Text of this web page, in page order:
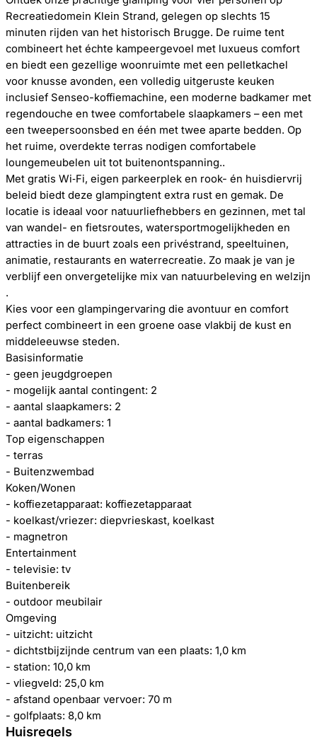
Recreatiedomein Klein Strand, gelegen op slechts 15
minuten rijden van het historisch Brugge. De ruime tent
combineert het échte kampeergevoel met luxueus comfort
en biedt een gezellige woonruimte met een pelletkachel
voor knusse avonden, een volledig uitgeruste keuken
inclusief Senseo-koffiemachine, een moderne badkamer met
regendouche en twee comfortabele slaapkamers – een met
een tweepersoonsbed en één met twee aparte bedden. Op
het ruime, overdekte terras nodigen comfortabele
loungemeubelen uit tot buitenontspanning..
Met gratis Wi‑Fi, eigen parkeerplek en rook- én huisdiervrij
beleid biedt deze glampingtent extra rust en gemak. De
locatie is ideaal voor natuurliefhebbers en gezinnen, met tal
van wandel- en fietsroutes, watersportmogelijkheden en
attracties in de buurt zoals een privéstrand, speeltuinen,
animatie, restaurants en waterrecreatie. Zo maak je van je
verblijf een onvergetelijke mix van natuurbeleving en welzijn
.
Kies voor een glampingervaring die avontuur en comfort
perfect combineert in een groene oase vlakbij de kust en
middeleeuwse steden.
Basisinformatie
- geen jeugdgroepen
- mogelijk aantal contingent: 2
- aantal slaapkamers: 2
- aantal badkamers: 1
Top eigenschappen
- terras
- Buitenzwembad
Koken/Wonen
- koffiezetapparaat: koffiezetapparaat
- koelkast/vriezer: diepvrieskast, koelkast
- magnetron
Entertainment
- televisie: tv
Buitenbereik
- outdoor meubilair
Omgeving
- uitzicht: uitzicht
- dichtstbijzijnde centrum van een plaats: 1,0 km
- station: 10,0 km
- vliegveld: 25,0 km
- afstand openbaar vervoer: 70 m
- golfplaats: 8,0 km
Huisregels